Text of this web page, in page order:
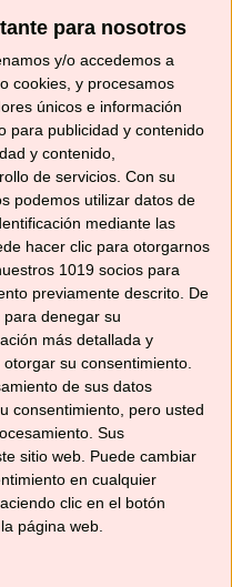
para nosotros
y/o accedemos a
cookies, y procesamos
únicos e información
para publicidad y contenido
y contenido,
de servicios. Con su
podemos utilizar datos de
mediante las
hacer clic para otorgarnos
1019 socios para
previamente descrito. De
denegar su
más detallada y
su consentimiento.
de sus datos
consentimiento, pero usted
Sus
sitio web. Puede cambiar
en cualquier
clic en el botón
página web.
todas las recetas